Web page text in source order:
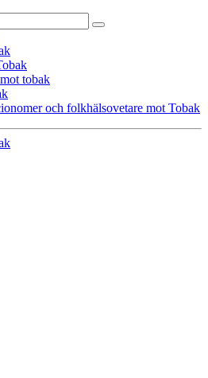
tobak
och folkhälsovetare mot Tobak